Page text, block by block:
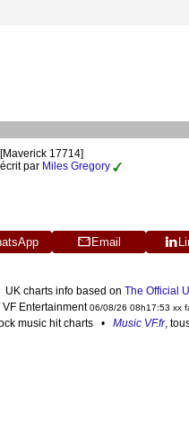
[Maverick 17714]
écrit par Miles Gregory
Email
charts info based on The Official
Entertainment06/08/26 08h17:53 xx
music hit charts • Music VF.fr,